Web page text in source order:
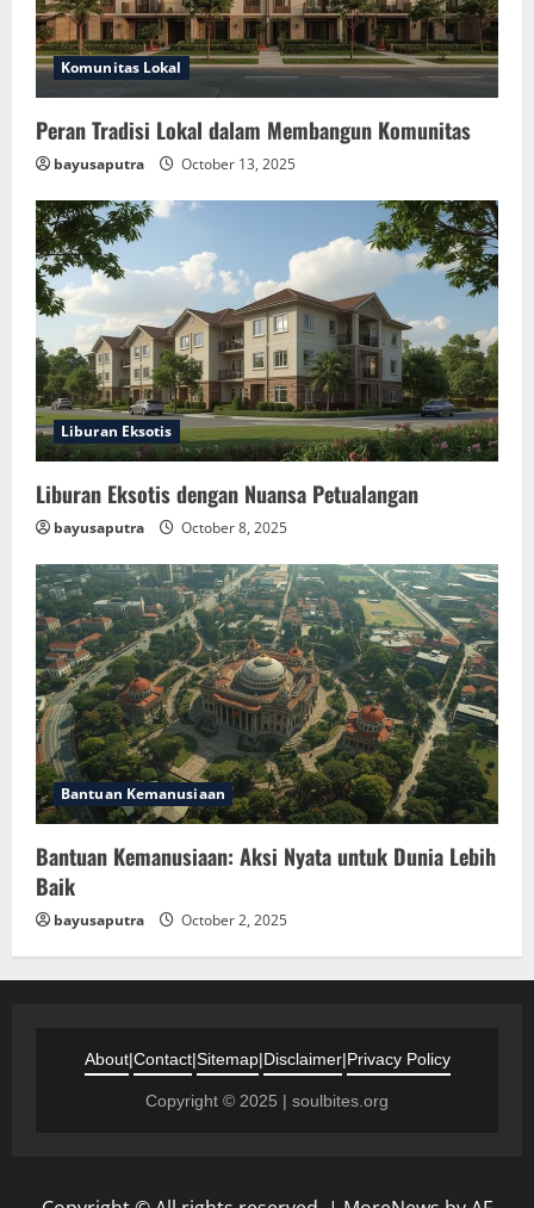
Komunitas Lokal
Peran Tradisi Lokal dalam Membangun Komunitas
bayusaputra October 13, 2025
Liburan Eksotis
Liburan Eksotis dengan Nuansa Petualangan
bayusaputra October 8, 2025
Bantuan Kemanusiaan
Bantuan Kemanusiaan: Aksi Nyata untuk Dunia Lebih
Baik
bayusaputra October 2, 2025
About|Contact|Sitemap|Disclaimer|Privacy Policy
Copyright © 2025 | soulbites.org